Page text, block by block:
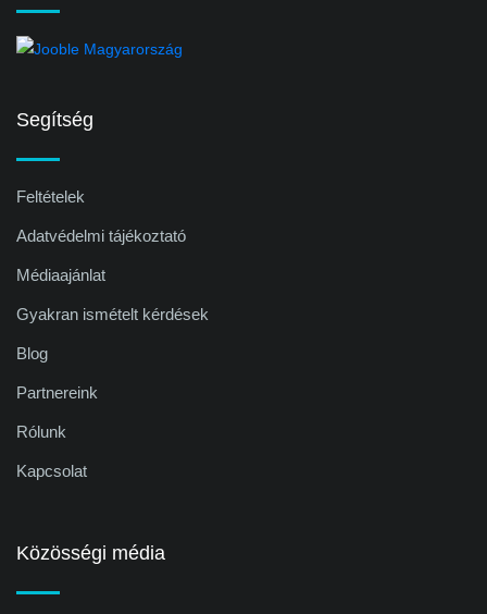
Segítség
Feltételek
Adatvédelmi tájékoztató
Médiaajánlat
Gyakran ismételt kérdések
Blog
Partnereink
Rólunk
Kapcsolat
Közösségi média